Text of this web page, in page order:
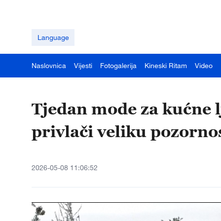
Language
Naslovnica Vijesti Fotogalerija Kineski Ritam Video
Tjedan mode za
privlači veliku
2026-05-08 11:06:52